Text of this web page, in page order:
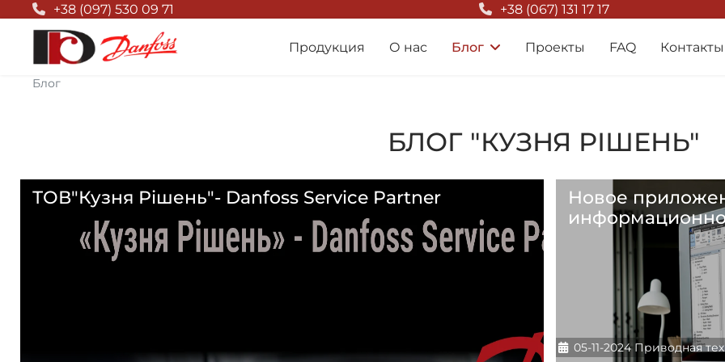
Null Top+38 (097) 530 09 71 +38 (067) 131 17 17
Продукция О нас Блог Проекты FAQ Контакты
Блог
БЛОГ "КУЗНЯ РІШЕНЬ"
ТОВ"Кузня Рішень"- Danfoss Service Partner
Новое
Информация о
05-11-2024Приводная